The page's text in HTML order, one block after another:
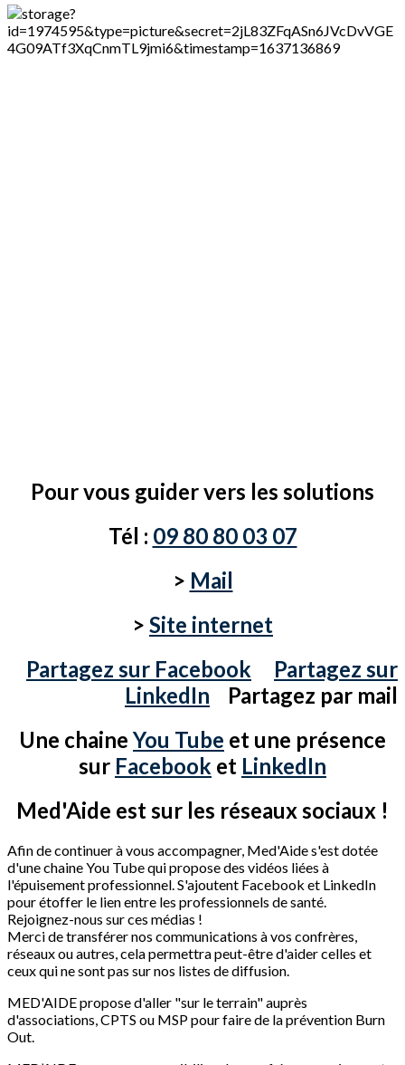
Pour vous guider vers les solutions
Tél : 09 80 80 03 07
> Mail
> Site internet
Partagez sur Facebook
Partagez sur
LinkedIn Partagez par mail
Une chaine You Tube et une présence
sur Facebook et LinkedIn
Med'Aide est sur les réseaux sociaux !
Afin de continuer à vous accompagner, Med'Aide s'est dotée
d'une chaine You Tube qui propose des vidéos liées à
l'épuisement professionnel. S'ajoutent Facebook et LinkedIn
pour étoffer le lien entre les professionnels de santé.
Rejoignez-nous sur ces médias !
Merci de transférer nos communications à vos confrères,
réseaux ou autres, cela permettra peut-être d'aider celles et
ceux qui ne sont pas sur nos listes de diffusion.
MED'AIDE propose d'aller "sur le terrain" auprès
d'associations, CPTS ou MSP pour faire de la prévention Burn
Out.